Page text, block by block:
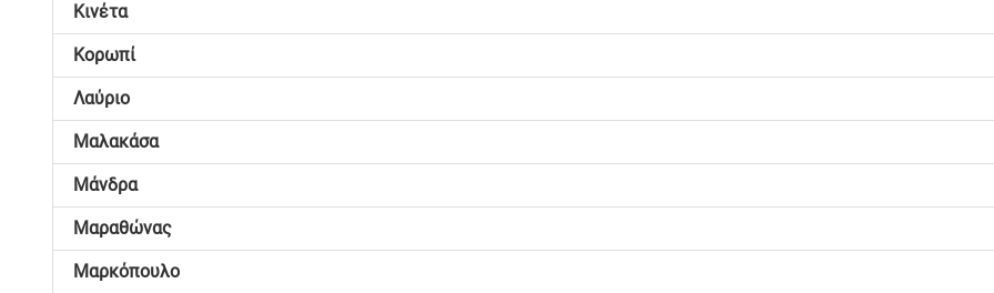
Κινέτα
Κορωπί
Λαύριο
Μαλακάσα
Μάνδρα
Μαραθώνας
Μαρκόπουλο